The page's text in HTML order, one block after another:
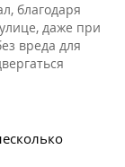
благодаря
даже при
вреда для